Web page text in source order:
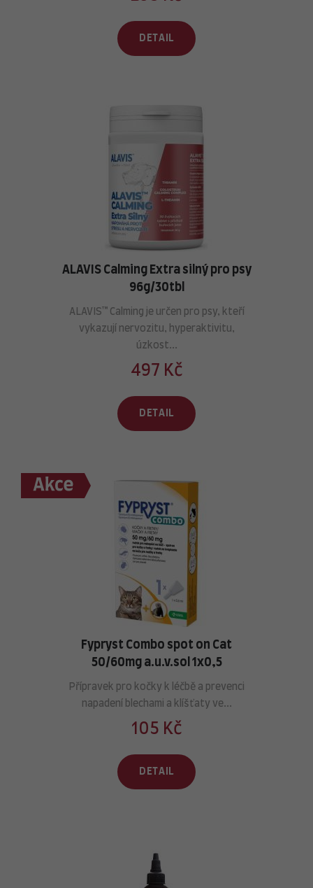
DETAIL
ALAVIS Calming Extra silný pro psy
96g/30tbl
ALAVIS™ Calming je určen pro psy, kteří
vykazují nervozitu, hyperaktivitu,
úzkost...
497 Kč
DETAIL
Fypryst Combo spot on Cat
50/60mg a.u.v.sol 1x0,5
Přípravek pro kočky k léčbě a prevenci
napadení blechami a klíšťaty ve...
105 Kč
DETAIL